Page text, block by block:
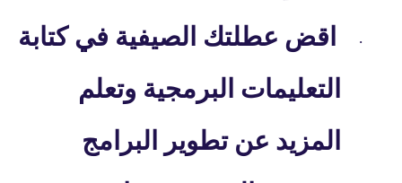
·
اقض عطلتك الصيفية في كتابة
التعليمات البرمجية وتعلم
المزيد عن تطوير البرامج